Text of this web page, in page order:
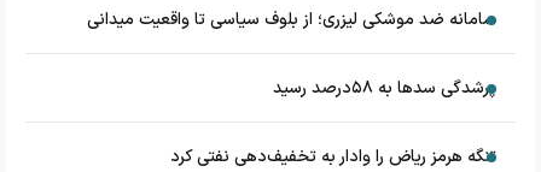
سامانه ضد موشکی لیزری؛ از بلوف سیاسی تا واقعیت میدانی
پرشدگی سدها به ۵۸درصد رسید
تنگه هرمز ریاض را وادار به تخفیف‌دهی نفتی کرد